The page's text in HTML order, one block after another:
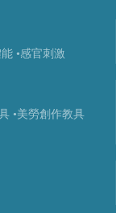
能 •感官刺激
•美勞創作教具